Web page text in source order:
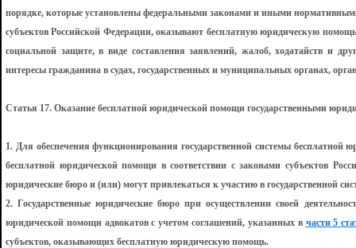
порядке, которые установлены федеральными законами и иными
субъектов Российской Федерации, оказывают бесплатную юридическую
социальной защите, в виде составления заявлений, жалоб, ходатайств и
интересы гражданина в судах, государственных и муниципальных органах,
Статья 17. Оказание бесплатной юридической помощи государственными
1. Для обеспечения функционирования государственной системы
бесплатной юридической помощи в соответствии с законами субъектов
юридические бюро и (или) могут привлекаться к участию в государственной
2. Государственные юридические бюро при осуществлении своей
юридической помощи адвокатов с учетом соглашений, указанных в части 5
субъектов, оказывающих бесплатную юридическую помощь.